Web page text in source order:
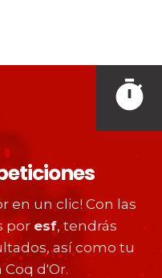
timer
en un clic! Con las
por esf, tendrás
así como tu
d'Or.